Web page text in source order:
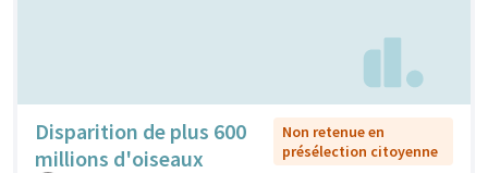
Disparition de plus 600
millions d'oiseaux
Non retenue en
présélection citoyenne